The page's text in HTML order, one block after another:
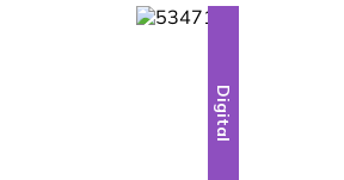
Digital